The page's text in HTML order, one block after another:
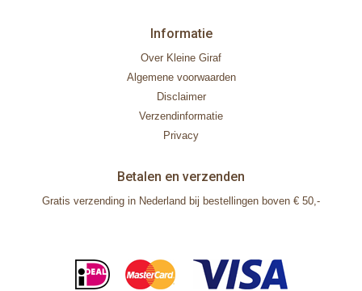
Informatie
Over Kleine Giraf
Algemene voorwaarden
Disclaimer
Verzendinformatie
Privacy
Betalen en verzenden
Gratis verzending in Nederland bij bestellingen boven € 50,-